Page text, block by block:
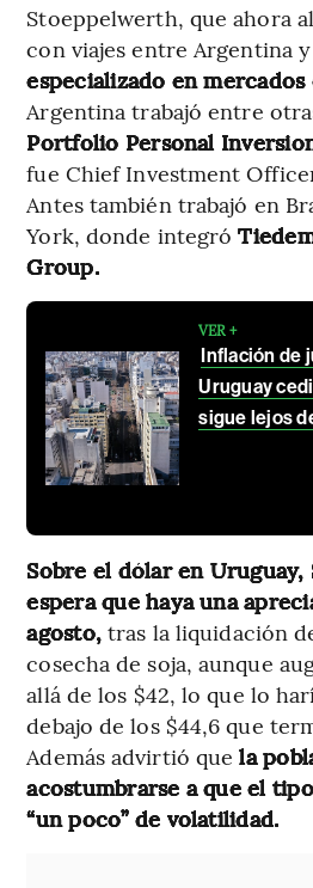
Stoeppelwerth, que ahora
con viajes entre Argentina
especializado en mercados
Argentina trabajó entre
Portfolio Personal
fue Chief Investment
Antes también trabajó en
York, donde integró
Group.
VER +
Inflación de
Uruguay
sigue lejos
Sobre el dólar en
espera que haya una
agosto, tras la liquidación
cosecha de soja, aunque
allá de los $42, lo que lo
debajo de los $44,6 que
Además advirtió quela
acostumbrarse a que el
“un poco” de volatilidad.